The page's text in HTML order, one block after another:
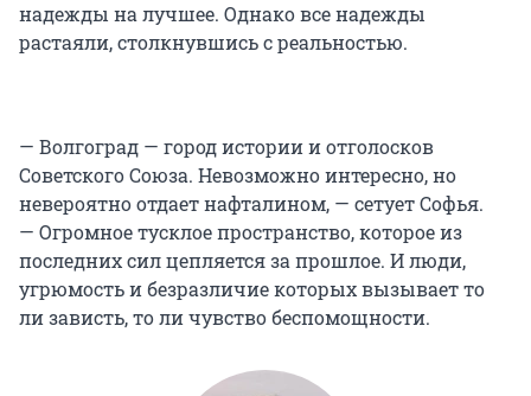
надежды на лучшее. Однако все надежды
растаяли, столкнувшись с реальностью.
— Волгоград — город истории и отголосков
Советского Союза. Невозможно интересно, но
невероятно отдает нафталином, — сетует Софья.
— Огромное тусклое пространство, которое из
последних сил цепляется за прошлое. И люди,
угрюмость и безразличие которых вызывает то
ли зависть, то ли чувство беспомощности.